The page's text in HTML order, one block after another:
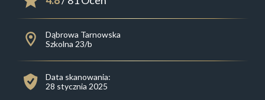
Dąbrowa Tarnowska
Szkolna 23/b
Data skanowania:
28 stycznia 2025